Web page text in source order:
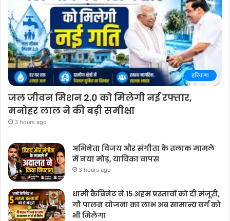
हरियाणा
जल जीवन मिशन 2.0 को मिलेगी नई रफ्तार,
मनोहर लाल ने की बड़ी समीक्षा
3 hours ago
अभिनेता विजय और संगीता के तलाक मामले
में नया मोड़, याचिका वापस
3 hours ago
धामी कैबिनेट ने 15 अहम प्रस्तावों को दी मंजूरी,
गौ पालन योजना का लाभ अब सामान्य वर्ग को
भी मिलेगा